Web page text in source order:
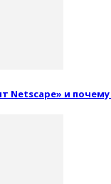
Netscape» и